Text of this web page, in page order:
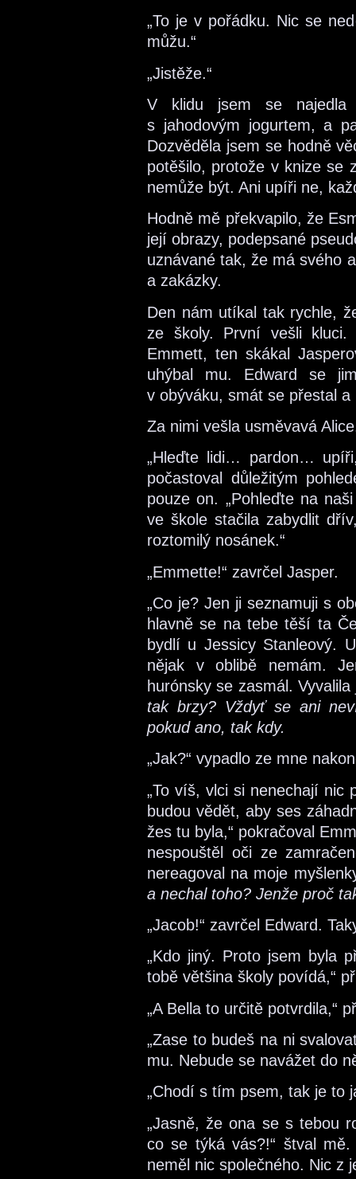
„To je v pořádku. Nic se
můžu.“
„Jistěže.“
V klidu jsem se najedla
s jahodovým jogurtem, a
Dozvěděla jsem se hodně
potěšilo, protože v knize se
nemůže být. Ani upíři ne,
Hodně mě překvapilo, že
její obrazy, podepsané
uznávané tak, že má svého
a zakázky.
Den nám utíkal tak rychle,
ze školy. První vešli
Emmett, ten skákal
uhýbal mu. Edward se
v obýváku, smát se přestal
Za nimi vešla usměvavá
„Hleďte lidi… pardon…
počastoval důležitým
pouze on. „Pohleďte na
ve škole stačila zabydlit
roztomilý nosánek.“
„Emmette!“ zavrčel Jasper.
„Co je? Jen ji seznamuji s
hlavně se na tebe těší ta
bydlí u Jessicy Stanleový.
nějak v oblibě nemám.
hurónsky se zasmál.
tak brzy? Vždyť se ani
pokud ano, tak kdy.
„Jak?“ vypadlo ze mne
„To víš, vlci si nenechají nic
budou vědět, aby ses
žes tu byla,“ pokračoval
nespouštěl oči ze
nereagoval na moje
a nechal toho? Jenže proč
„Jacob!“ zavrčel Edward.
„Kdo jiný. Proto jsem byla
tobě většina školy povídá,“
„A Bella to určitě potvrdila,“
„Zase to budeš na ni
mu. Nebude se navážet do
„Chodí s tím psem, tak je to
„Jasně, že ona se s tebou
co se týká vás?!“ štval
neměl nic společného. Nic z